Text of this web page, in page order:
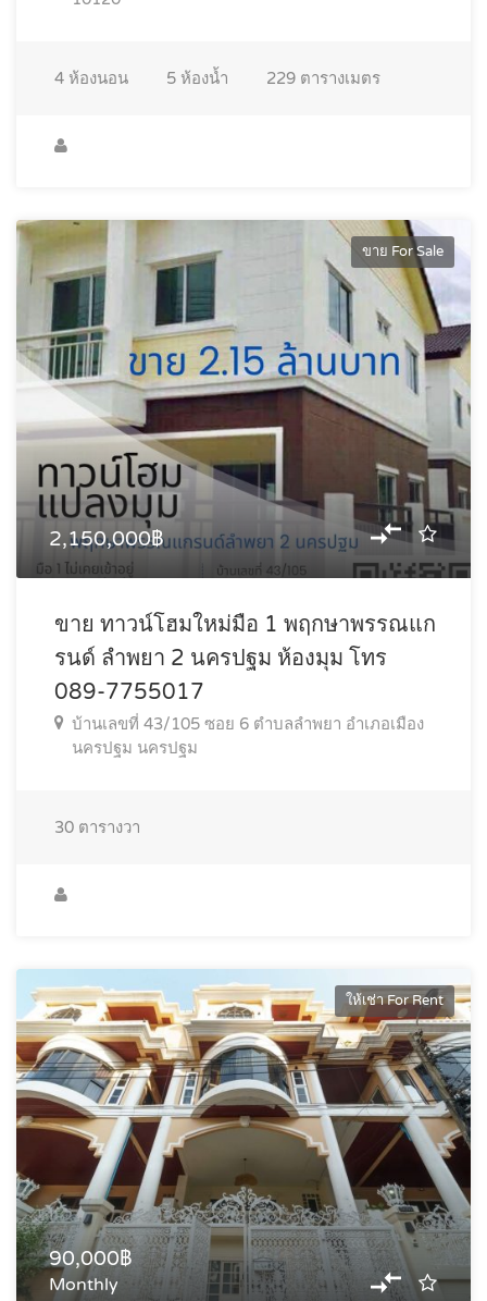
4 ห้องนอน 5 ห้องน้ำ 229 ตารางเมตร
ขาย For Sale
2,150,000฿
ขาย ทาวน์โฮมใหม่มือ 1 พฤกษาพรรณแก
รนด์ ลำพยา 2 นครปฐม ห้องมุม โทร
089-7755017
บ้านเลขที่ 43/105 ซอย 6 ตำบลลำพยา อำเภอเมือง
นครปฐม นครปฐม
30 ตารางวา
ให้เช่า For Rent
90,000฿
Monthly